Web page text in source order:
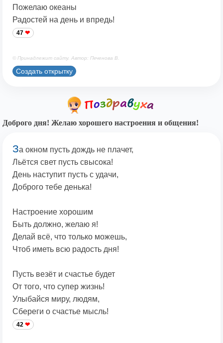
Пожелаю океаны
Радостей на день и впредь!
47
© Принадлежит сайту. Автор: Печенова В.
Создать открытку
Доброго дня! Желаю хорошего настроения и общения!
За окном пусть дождь не плачет,
Льётся свет пусть свысока!
День наступит пусть с удачи,
Доброго тебе денька!
Настроение хорошим
Быть должно, желаю я!
Делай всё, что только можешь,
Чтоб иметь всю радость дня!
Пусть везёт и счастье будет
От того, что супер жизнь!
Улыбайся миру, людям,
Сбереги о счастье мысль!
42